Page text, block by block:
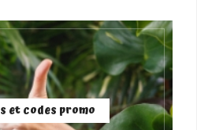
et codes promo